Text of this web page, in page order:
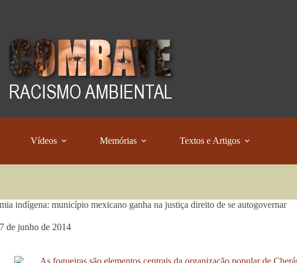
Vídeos Memórias Textos e Artigos
indígena: município mexicano ganha na justiça direito de se autogovernar
de junho de 2014